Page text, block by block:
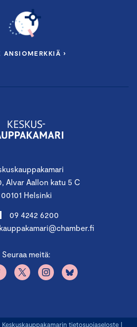
Alvar Aallon katu 5 C
00101 Helsinki
09 4242 6200
Seuraa meitä:
ANSIOMERKKIÄ ›
Keskuskauppakamarin tietosuojaseloste |